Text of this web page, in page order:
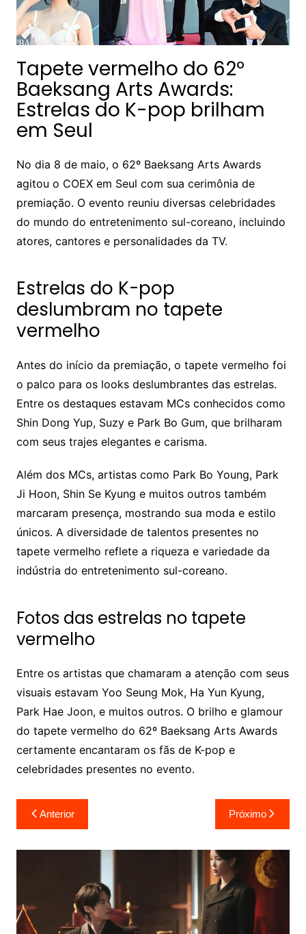
Tapete vermelho do 62º
Baeksang Arts Awards:
Estrelas do K-pop brilham
em Seul
No dia 8 de maio, o 62º Baeksang Arts Awards
agitou o COEX em Seul com sua cerimônia de
premiação. O evento reuniu diversas celebridades
do mundo do entretenimento sul-coreano, incluindo
atores, cantores e personalidades da TV.
Estrelas do K-pop
deslumbram no tapete
vermelho
Antes do início da premiação, o tapete vermelho foi
o palco para os looks deslumbrantes das estrelas.
Entre os destaques estavam MCs conhecidos como
Shin Dong Yup, Suzy e Park Bo Gum, que brilharam
com seus trajes elegantes e carisma.
Além dos MCs, artistas como Park Bo Young, Park
Ji Hoon, Shin Se Kyung e muitos outros também
marcaram presença, mostrando sua moda e estilo
únicos. A diversidade de talentos presentes no
tapete vermelho reflete a riqueza e variedade da
indústria do entretenimento sul-coreano.
Fotos das estrelas no tapete
vermelho
Entre os artistas que chamaram a atenção com seus
visuais estavam Yoo Seung Mok, Ha Yun Kyung,
Park Hae Joon, e muitos outros. O brilho e glamour
do tapete vermelho do 62º Baeksang Arts Awards
certamente encantaram os fãs de K-pop e
celebridades presentes no evento.
Navegação
de
Post
Anterior Próximo